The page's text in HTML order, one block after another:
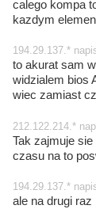
calego kompa
kazdym
194.29.137.*
to akurat sam
widzialem bios
wiec zamiast
212.122.214.*
Tak zajmuje
czasu na to
194.29.137.*
ale na drugi